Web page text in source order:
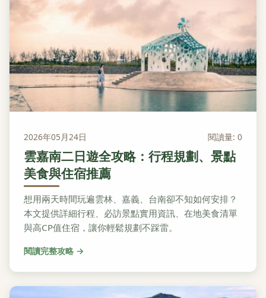
2026年05月24日 閱讀量: 0
雲嘉南二日遊全攻略：行程規劃、景點
美食與住宿推薦
想用兩天時間玩遍雲林、嘉義、台南卻不知如何安排？
本文提供詳細行程、必訪景點實用資訊、在地美食清單
與高CP值住宿，讓你輕鬆規劃不踩雷。
閱讀完整攻略 →